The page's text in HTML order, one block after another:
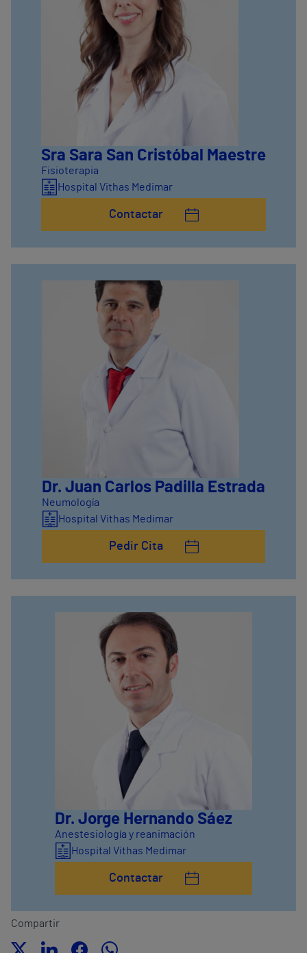
Sra Sara San Cristóbal Maestre
Fisioterapia
Hospital Vithas Medimar
Contactar
Dr. Juan Carlos Padilla Estrada
Neumología
Hospital Vithas Medimar
Pedir Cita
Dr. Jorge Hernando Sáez
Anestesiología y reanimación
Hospital Vithas Medimar
Contactar
Compartir